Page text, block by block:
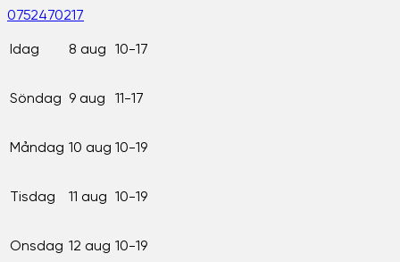
0752470217
Idag 8 aug 10-17
Söndag 9 aug 11-17
Måndag 10 aug 10-19
Tisdag 11 aug 10-19
Onsdag 12 aug 10-19